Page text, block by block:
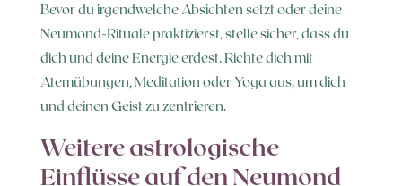
Bevor du irgendwelche Absichten setzt oder deine
Neumond-Rituale praktizierst, stelle sicher, dass du
dich und deine Energie erdest. Richte dich mit
Atemübungen, Meditation oder Yoga aus, um dich
und deinen Geist zu zentrieren.
Weitere astrologische
Einflüsse auf den Neumond